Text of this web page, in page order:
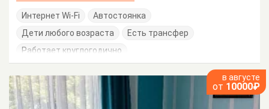
Интернет Wi-Fi
Автостоянка
Дети любого возраста
Есть трансфер
Работает круглогодично
в августе
от 10000₽